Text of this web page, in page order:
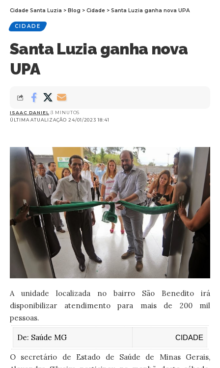
Cidade Santa Luzia > Blog > Cidade > Santa Luzia ganha nova UPA
CIDADE
Santa Luzia ganha nova
UPA
ÚLTIMA ATUALIZAÇÃO 24/01/2023 18:41
ISAAC DANIEL 3 MINUTOS
A unidade localizada no bairro São Benedito irá
disponibilizar atendimento para mais de 200 mil
pessoas.
De: Saúde MG CIDADE
O secretário de Estado de Saúde de Minas Gerais,